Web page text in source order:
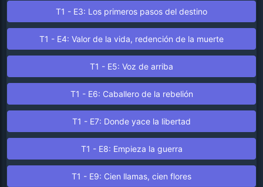
T1 - E3: Los primeros pasos del destino
T1 - E4: Valor de la vida, redención de la muerte
T1 - E5: Voz de arriba
T1 - E6: Caballero de la rebelión
T1 - E7: Donde yace la libertad
T1 - E8: Empieza la guerra
T1 - E9: Cien llamas, cien flores